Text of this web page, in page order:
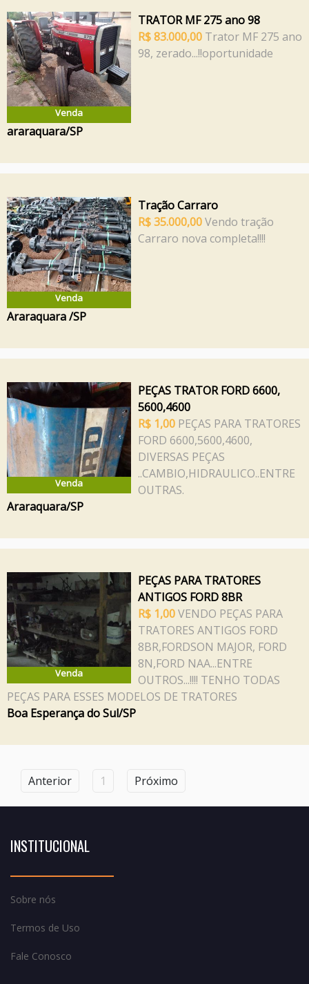
Venda
TRATOR MF 275 ano 98
R$ 83.000,00 Trator MF 275 ano
98, zerado...!!oportunidade
araraquara/SP
Venda
Tração Carraro
R$ 35.000,00Vendo tração
Carraro nova completa!!!!
Araraquara /SP
Venda
PEÇAS TRATOR FORD 6600,
5600,4600
R$ 1,00 PEÇAS PARA TRATORES
FORD 6600,5600,4600,
DIVERSAS PEÇAS
..CAMBIO,HIDRAULICO..ENTRE
OUTRAS.
Araraquara/SP
Venda
PEÇAS PARA TRATORES
ANTIGOS FORD 8BR
R$ 1,00VENDO PEÇAS PARA
TRATORES ANTIGOS FORD
8BR,FORDSON MAJOR, FORD
8N,FORD NAA...ENTRE
OUTROS...!!!! TENHO TODAS
PEÇAS PARA ESSES MODELOS DE TRATORES
Boa Esperança do Sul/SP
Anterior 1 Próximo
INSTITUCIONAL
Sobre nós
Termos de Uso
Fale Conosco